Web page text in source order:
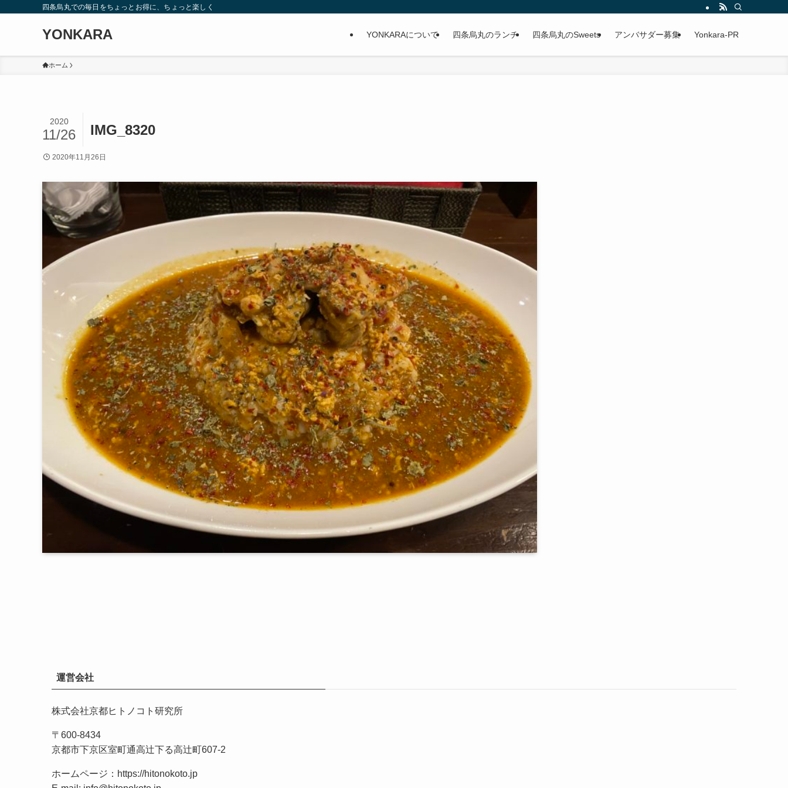
四条烏丸での毎日をちょっとお得に、ちょっと楽しく
YONKARA YONKARAについて 四条烏丸のランチ 四条烏丸のSweets アンバサダー募集 Yonkara-PR
ホーム
IMG_8320
2020
11/26
2020年11月26日
運営会社
株式会社京都ヒトノコト研究所
〒600-8434
京都市下京区室町通高辻下る高辻町607-2
ホームページ： https://hitonokoto.jp